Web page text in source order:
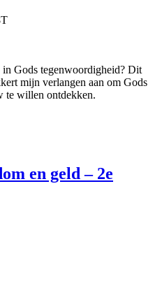
Gods tegenwoordigheid? Dit
mijn verlangen aan om Gods
te willen ontdekken.
en geld – 2e